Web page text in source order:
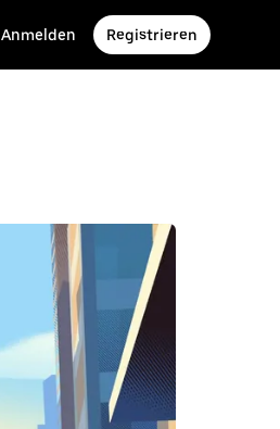
Anmelden Registrieren